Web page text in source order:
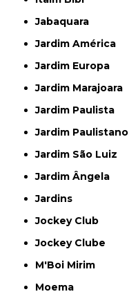
Jabaquara
Jardim América
Jardim Europa
Jardim Marajoara
Jardim Paulista
Jardim Paulistano
Jardim São Luiz
Jardim Ângela
Jardins
Jockey Club
Jockey Clube
M'Boi Mirim
Moema